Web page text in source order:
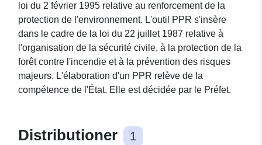
loi du 2 février 1995 relative au renforcement de la
protection de l'environnement. L'outil PPR s'insère
dans le cadre de la loi du 22 juillet 1987 relative à
l'organisation de la sécurité civile, à la protection de la
forêt contre l'incendie et à la prévention des risques
majeurs. L'élaboration d'un PPR relève de la
compétence de l'État. Elle est décidée par le Préfet.
Distributioner 1